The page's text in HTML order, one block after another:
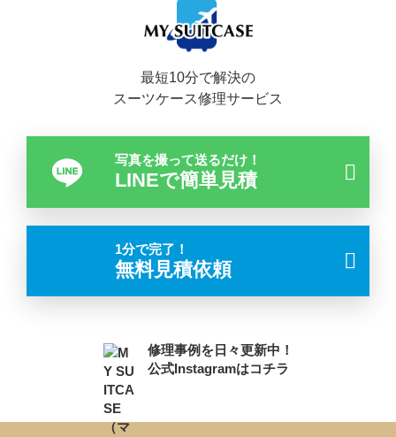
最短10分で解決の
スーツケース修理サービス
写真を撮って送るだけ！
LINEで簡単見積
1分で完了！
無料見積依頼
修理事例を日々更新中！
公式Instagramはコチラ